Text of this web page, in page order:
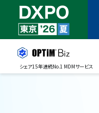
シェア15年連続No.1 MDMサービス